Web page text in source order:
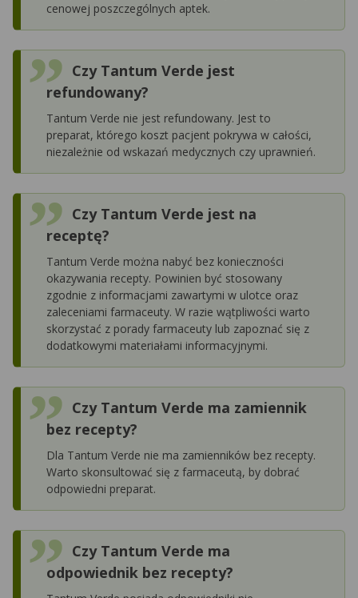
cenowej poszczególnych aptek.
Czy Tantum Verde jest
refundowany?
Tantum Verde nie jest refundowany. Jest to
preparat, którego koszt pacjent pokrywa w całości,
niezależnie od wskazań medycznych czy uprawnień.
Czy Tantum Verde jest na
receptę?
Tantum Verde można nabyć bez konieczności
okazywania recepty. Powinien być stosowany
zgodnie z informacjami zawartymi w ulotce oraz
zaleceniami farmaceuty. W razie wątpliwości warto
skorzystać z porady farmaceuty lub zapoznać się z
dodatkowymi materiałami informacyjnymi.
Czy Tantum Verde ma zamiennik
bez recepty?
Dla Tantum Verde nie ma zamienników bez recepty.
Warto skonsultować się z farmaceutą, by dobrać
odpowiedni preparat.
Czy Tantum Verde ma
odpowiednik bez recepty?